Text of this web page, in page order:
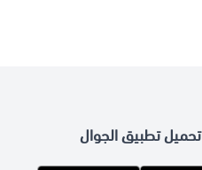
تحميل تطبيق الجوال